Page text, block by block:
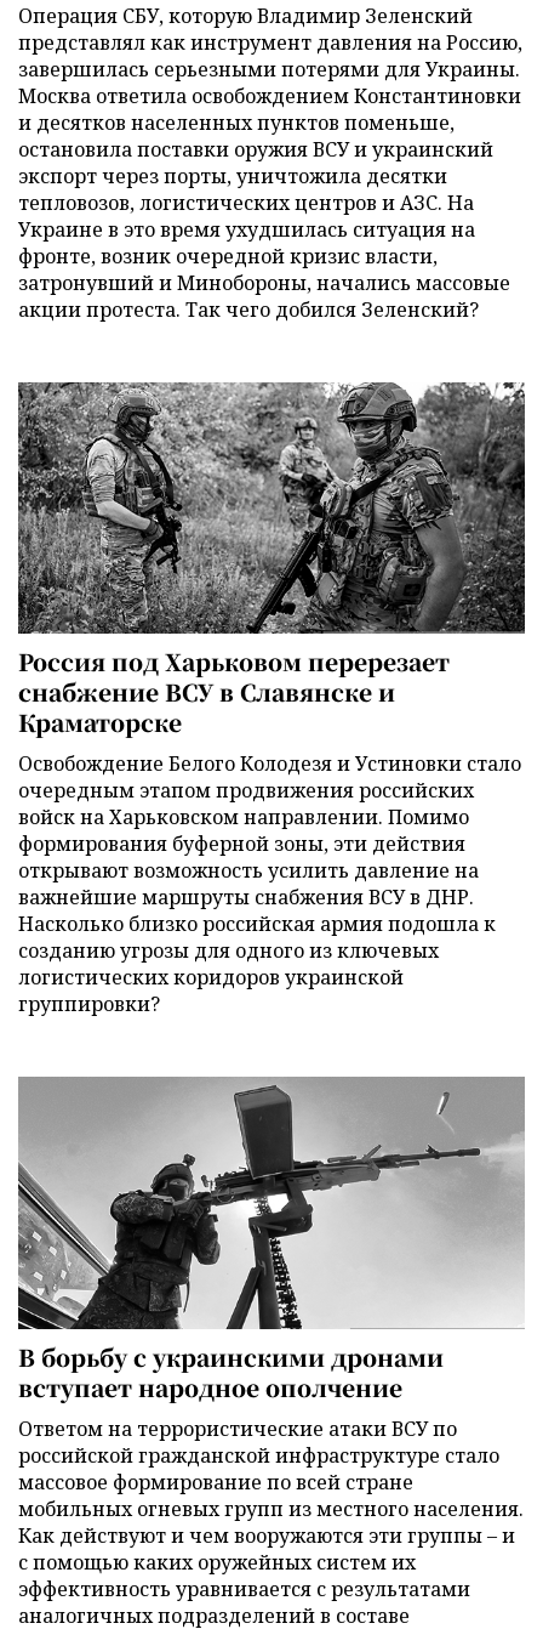
Операция СБУ, которую Владимир Зеленский
представлял как инструмент давления на Россию,
завершилась серьезными потерями для Украины.
Москва ответила освобождением Константиновки
и десятков населенных пунктов поменьше,
остановила поставки оружия ВСУ и украинский
экспорт через порты, уничтожила десятки
тепловозов, логистических центров и АЗС. На
Украине в это время ухудшилась ситуация на
фронте, возник очередной кризис власти,
затронувший и Минобороны, начались массовые
акции протеста. Так чего добился Зеленский?
Россия под Харьковом перерезает
снабжение ВСУ в Славянске и
Краматорске
Освобождение Белого Колодезя и Устиновки стало
очередным этапом продвижения российских
войск на Харьковском направлении. Помимо
формирования буферной зоны, эти действия
открывают возможность усилить давление на
важнейшие маршруты снабжения ВСУ в ДНР.
Насколько близко российская армия подошла к
созданию угрозы для одного из ключевых
логистических коридоров украинской
группировки?
В борьбу с украинскими дронами
вступает народное ополчение
Ответом на террористические атаки ВСУ по
российской гражданской инфраструктуре стало
массовое формирование по всей стране
мобильных огневых групп из местного населения.
Как действуют и чем вооружаются эти группы – и
с помощью каких оружейных систем их
эффективность уравнивается с результатами
аналогичных подразделений в составе